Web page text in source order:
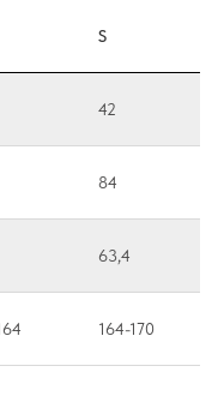
S
42
84
63,4
164-170